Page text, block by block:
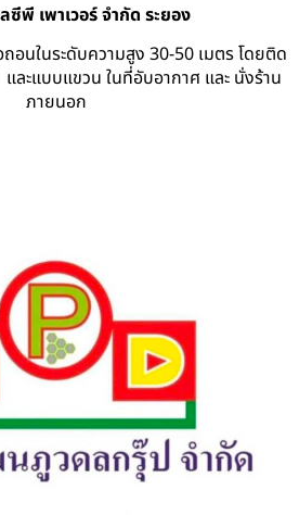
พี เพาเวอร์ จำกัด ระยอง
อนในระดับความสูง 30-50 เมตร โดยติด
ละแบบแขวน ในที่อับอากาศ และ นั่งร้าน
ภายนอก